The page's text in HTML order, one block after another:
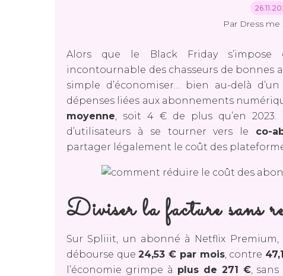
Par Dress me
Alors que le Black Friday s’impose
incontournable des chasseurs de bonnes
simple d’économiser… bien au-delà
dépenses liées aux abonnements
moyenne, soit 4 € de plus qu’en
d’utilisateurs à se tourner vers le co-
partager légalement le coût des
Diviser la facture sans
Sur Spliiit, un abonné à Netflix
débourse que24,53 € par mois, contre
l’économie grimpe à plus de 271 €,